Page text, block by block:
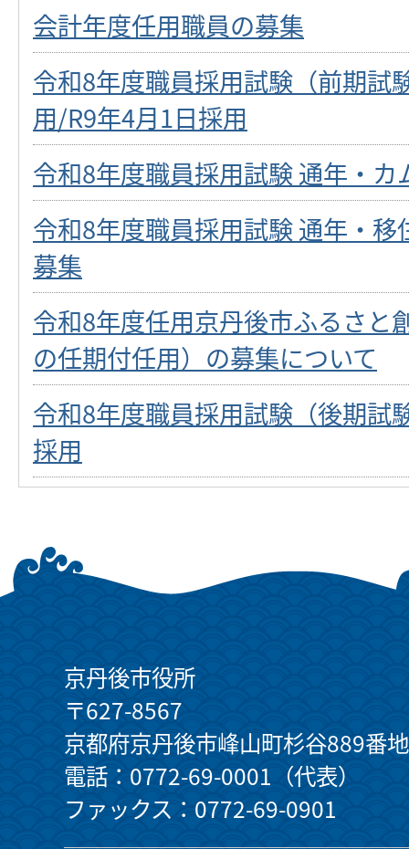
会計年度任用職員の募集
令和8年度職員採用試験（前期試
用/R9年4月1日採用
令和8年度職員採用試験 通年・カ
令和8年度職員採用試験 通年・
募集
令和8年度任用京丹後市ふるさと
の任期付任用）の募集について
令和8年度職員採用試験（後期試
採用
京丹後市役所
〒627-8567
京都府京丹後市峰山町杉谷889番地
電話：0772-69-0001（代表）
ファックス：0772-69-0901